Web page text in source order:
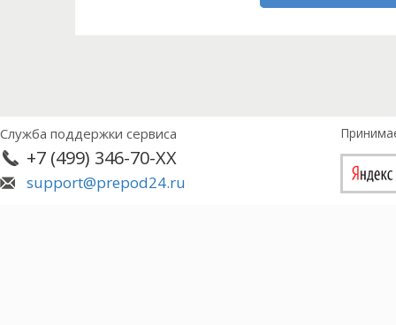
Служба поддержки сервиса
+7 (499) 346-70-XX
support@prepod24.ru